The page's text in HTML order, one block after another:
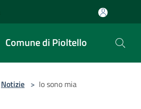
Comune di Pioltello
Notizie > Io sono mia